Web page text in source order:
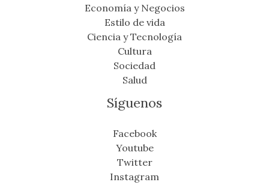
Economía y Negocios
Estilo de vida
Ciencia y Tecnología
Cultura
Sociedad
Salud
Síguenos
Facebook
Youtube
Twitter
Instagram